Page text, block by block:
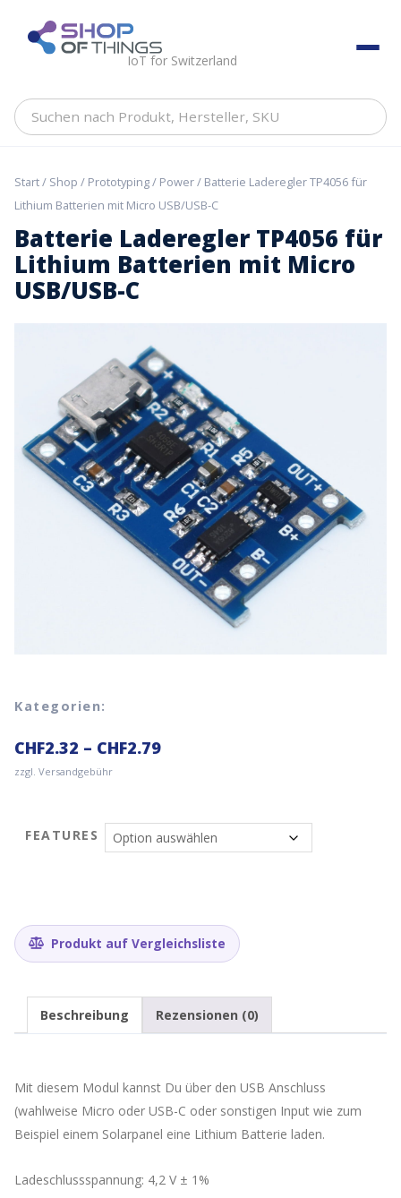
content ShopOfThings
IoT for Switzerland
Suchen
Hersteller,
Start/ Shop / Prototyping/ Power/ Batterie Laderegler TP4056 für
Lithium Batterien mit Micro USB/USB-C
Batterie Laderegler TP4056 für
Lithium Batterien mit Micro
USB/USB-C
Kategorien:
CHF2.32 – CHF2.79
zzgl. Versandgebühr
FEATURES
Produkt auf Vergleichsliste
Beschreibung Rezensionen (0)
Mit diesem Modul kannst Du über den USB Anschluss
(wahlweise Micro oder USB-C oder sonstigen Input wie zum
Beispiel einem Solarpanel eine Lithium Batterie laden.
Ladeschlussspannung: 4,2 V ± 1%